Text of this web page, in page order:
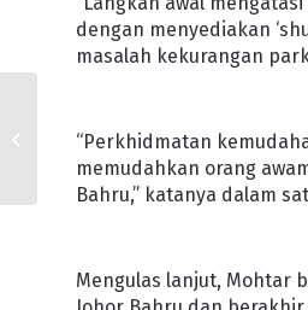
dengan menyediakan
masalah kekurangan
“Perkhidmatan
memudahkan orang
Bahru,” katanya dalam
Mengulas lanjut, Mohtar
HUBUNGAN JOHOR-
SINGAPURA